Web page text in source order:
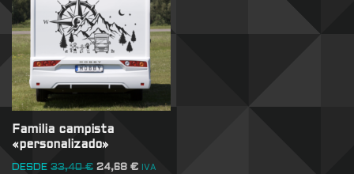
Familia campista
«personalizado»
DESDE 33,40€ 24,68 € IVA